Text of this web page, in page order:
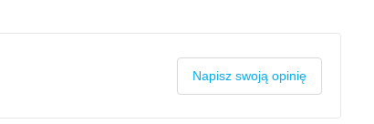
Napisz swoją opinię